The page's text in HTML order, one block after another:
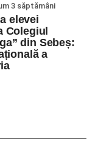
pe traseul de
Blaga”
Gabi
3 săptămâni
elevei
Colegiul
din Sebeș:
a